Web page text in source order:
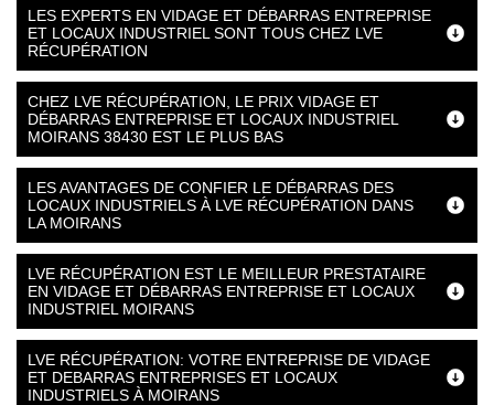
LES EXPERTS EN VIDAGE ET DÉBARRAS ENTREPRISE
ET LOCAUX INDUSTRIEL SONT TOUS CHEZ LVE
RÉCUPÉRATION
CHEZ LVE RÉCUPÉRATION, LE PRIX VIDAGE ET
DÉBARRAS ENTREPRISE ET LOCAUX INDUSTRIEL
MOIRANS 38430 EST LE PLUS BAS
LES AVANTAGES DE CONFIER LE DÉBARRAS DES
LOCAUX INDUSTRIELS À LVE RÉCUPÉRATION DANS
LA MOIRANS
LVE RÉCUPÉRATION EST LE MEILLEUR PRESTATAIRE
EN VIDAGE ET DÉBARRAS ENTREPRISE ET LOCAUX
INDUSTRIEL MOIRANS
LVE RÉCUPÉRATION: VOTRE ENTREPRISE DE VIDAGE
ET DEBARRAS ENTREPRISES ET LOCAUX
INDUSTRIELS À MOIRANS